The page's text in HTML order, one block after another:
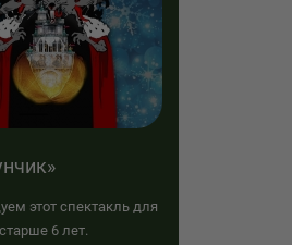
этот спектакль для
6 лет.